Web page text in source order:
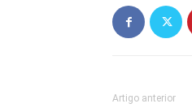
Artigo anterior